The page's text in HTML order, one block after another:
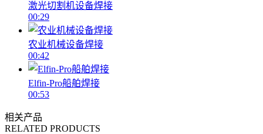
激光切割机设备焊接
00:29
农业机械设备焊接
00:42
Elfin-Pro船舶焊接
00:53
相关产品
RELATED PRODUCTS